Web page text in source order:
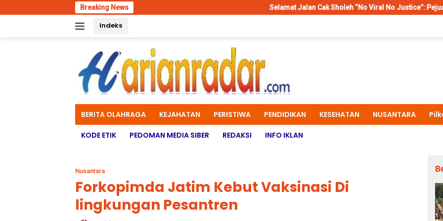
to
Breaking News Selamat Jalan Cak Sholeh “No Viral No Justice”: Pejuang Konstitusi dan
Indeks
BERITA OLAHRAGA KEJAHATAN PERISTIWA PENDIDIKAN KESEHATAN NUSANTARA
KODE ETIK PEDOMAN MEDIA SIBER REDAKSI INFO IKLAN
Nusantara
Forkopimda Jatim Kebut Vaksinasi Di
lingkungan Pesantren